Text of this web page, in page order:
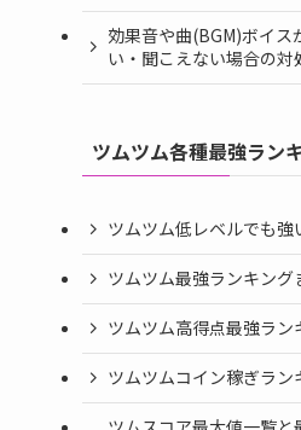
効果音や曲(BGM)ボイス
い・聞こえない場合の対
ツムツム各種最強ラン
ツムツム低レベルでも
ツムツム最強ランキング
ツムツム高得点最強ラン
ツムツムコイン稼ぎラン